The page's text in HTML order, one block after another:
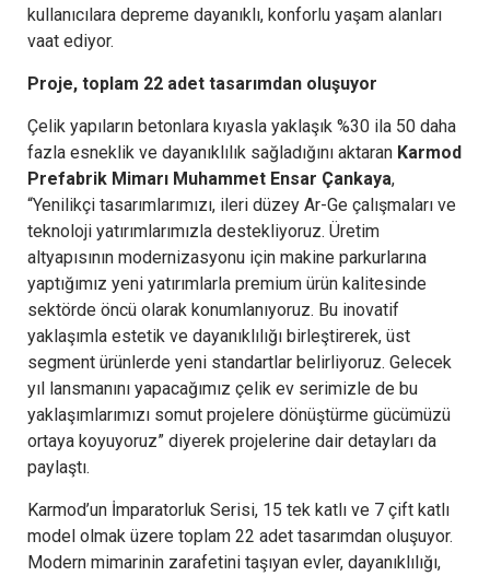
kullanıcılara depreme dayanıklı, konforlu yaşam alanları
vaat ediyor.
Proje, toplam 22 adet tasarımdan oluşuyor
Çelik yapıların betonlara kıyasla yaklaşık %30 ila 50 daha
fazla esneklik ve dayanıklılık sağladığını aktaran Karmod
Prefabrik Mimarı Muhammet Ensar Çankaya,
“Yenilikçi tasarımlarımızı, ileri düzey Ar-Ge çalışmaları ve
teknoloji yatırımlarımızla destekliyoruz. Üretim
altyapısının modernizasyonu için makine parkurlarına
yaptığımız yeni yatırımlarla premium ürün kalitesinde
sektörde öncü olarak konumlanıyoruz. Bu inovatif
yaklaşımla estetik ve dayanıklılığı birleştirerek, üst
segment ürünlerde yeni standartlar belirliyoruz. Gelecek
yıl lansmanını yapacağımız çelik ev serimizle de bu
yaklaşımlarımızı somut projelere dönüştürme gücümüzü
ortaya koyuyoruz” diyerek projelerine dair detayları da
paylaştı.
Karmod’un İmparatorluk Serisi, 15 tek katlı ve 7 çift katlı
model olmak üzere toplam 22 adet tasarımdan oluşuyor.
Modern mimarinin zarafetini taşıyan evler, dayanıklılığı,